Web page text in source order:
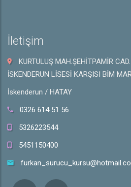
Hakkında
Galeri
İletişim
İletişim
KURTULUŞ MAH.ŞEHİTPAMİR
İSKENDERUN LİSESİ KARŞISI BİM
İskenderun / HATAY
0326 614 51 56
5326223544
5451150400